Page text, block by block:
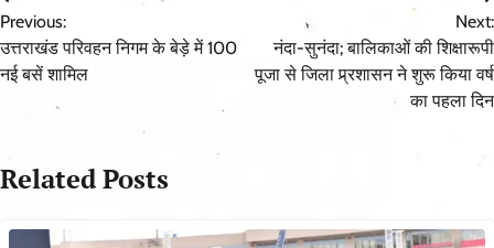
navigation
Previous:
उत्तराखंड परिवहन निगम के बेड़े में 100
नई बसें शामिल
Next:
नंदा-सुनंदा; बालिकाओं की शिक्षारूपी
पूजा से जिला प्र्रशासन ने शुरू किया वर्ष
का पहला दिन
Related Posts